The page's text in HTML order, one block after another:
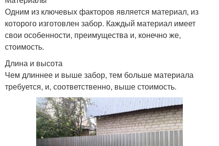
Одним из ключевых факторов является материал, из
которого изготовлен забор. Каждый материал имеет
свои особенности, преимущества и, конечно же,
стоимость.
Длина и высота
Чем длиннее и выше забор, тем больше материала
требуется, и, соответственно, выше стоимость.